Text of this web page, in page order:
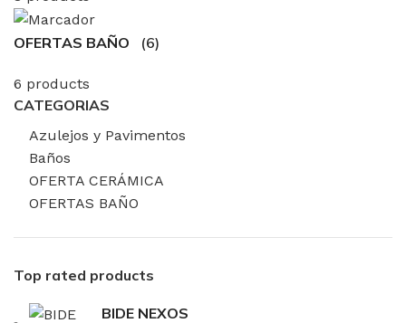
OFERTAS BAÑO (6)
6 products
CATEGORIAS
Azulejos y Pavimentos
Baños
OFERTA CERÁMICA
OFERTAS BAÑO
Top rated products
BIDE NEXOS